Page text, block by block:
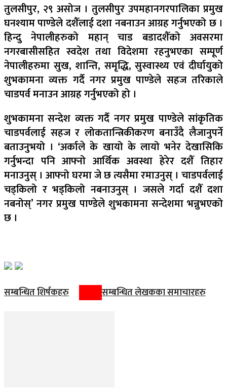
तुलसीपुर, २९ असोज । तुलसीपुर उपमहानगरपालिका प्रमुख
घनश्याम पाण्डेले दशैँलाई दशा नबनाउन आग्रह गर्नुभएको छ ।
हिन्दु नेपालीहरुको महान् चाड बडादशैँको अवसरमा
नगरबासीसहित स्वदेश तथा विदेशमा रहनुभएका सम्पूर्ण
नेपालीहरुमा सुख, शान्ति, समृद्धि, सुस्वास्थ्य एवं दीर्घायुको
शुभकामना व्यक्त गर्दै नगर प्रमुख पाण्डेले सहज तरिकाले
चाडपर्व मनाउन आग्रह गर्नुभएको हो ।
शुभकामना सन्देश व्यक्त गर्दै नगर प्रमुख पाण्डेले सांकृतिक
चाडपर्वलाई सहज र लोकतान्त्रिकीकरण बनाउँदै लैजानुपर्ने
बताउनुभयो । ‘अर्काले के खायो के लायो भनेर देखासिकि
गर्नुभन्दा पनि आफ्नो आर्थिक अवस्था हेरेर दशैँ तिहार
मनाउनुस् । आफ्नो घरमा जे छ त्यसैमा रमाउनुस् । चाडपर्वलाई
चड्किलो र भड्किलो नबनाउनुस् । जसले गर्दा दशैँ दशा
नबनोस्’ नगर प्रमुख पाण्डेले शुभकामना सन्देशमा भन्नुभएको
छ ।
सम्बन्धित शिर्षकहरु सम्बन्धित लेखकका समाचारहरु